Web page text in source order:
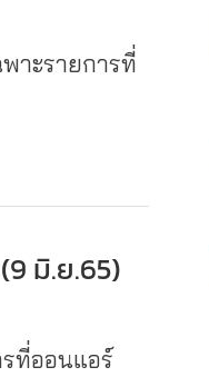
าะรายการที่
มิ.ย.65)
รที่ออนแอร์